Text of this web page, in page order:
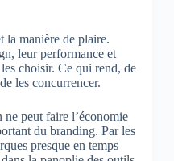
la manière de plaire.
leur performance et
choisir. Ce qui rend, de
les concurrencer.
ne peut faire l’économie
du branding. Par les
presque en temps